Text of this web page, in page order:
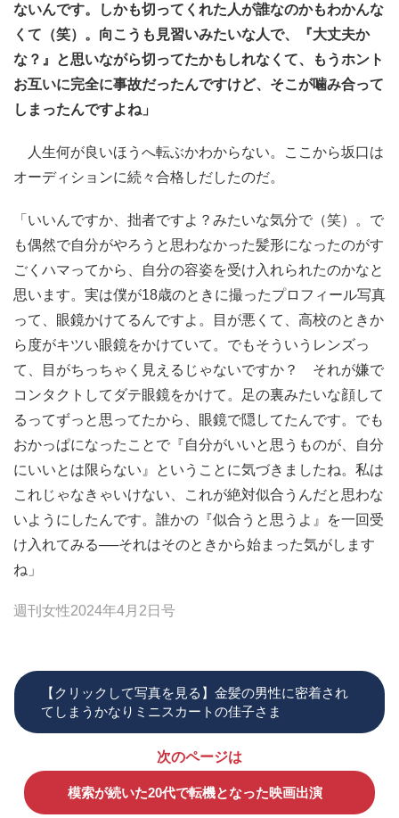
ないんです。しかも切ってくれた人が誰なのかもわかんな
くて（笑）。向こうも見習いみたいな人で、『大丈夫か
な？』と思いながら切ってたかもしれなくて、もうホント
お互いに完全に事故だったんですけど、そこが噛み合って
しまったんですよね」
人生何が良いほうへ転ぶかわからない。ここから坂口は
オーディションに続々合格しだしたのだ。
「いいんですか、拙者ですよ？みたいな気分で（笑）。で
も偶然で自分がやろうと思わなかった髪形になったのがす
ごくハマってから、自分の容姿を受け入れられたのかなと
思います。実は僕が18歳のときに撮ったプロフィール写真
って、眼鏡かけてるんですよ。目が悪くて、高校のときか
ら度がキツい眼鏡をかけていて。でもそういうレンズっ
て、目がちっちゃく見えるじゃないですか？ それが嫌で
コンタクトしてダテ眼鏡をかけて。足の裏みたいな顔して
るってずっと思ってたから、眼鏡で隠してたんです。でも
おかっぱになったことで『自分がいいと思うものが、自分
にいいとは限らない』ということに気づきましたね。私は
これじゃなきゃいけない、これが絶対似合うんだと思わな
いようにしたんです。誰かの『似合うと思うよ』を一回受
け入れてみる──それはそのときから始まった気がします
ね」
週刊女性2024年4月2日号
【クリックして写真を見る】金髪の男性に密着され
てしまうかなりミニスカートの佳子さま
次のページは
模索が続いた20代で転機となった映画出演